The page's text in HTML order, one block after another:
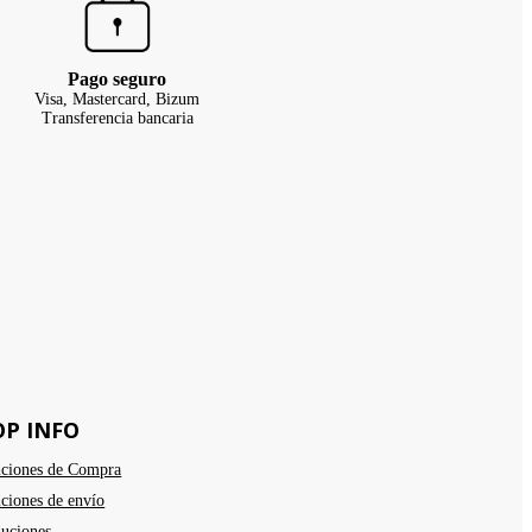
Pago seguro
Visa, Mastercard, Bizum
Transferencia bancaria
INFO
de Compra
de envío